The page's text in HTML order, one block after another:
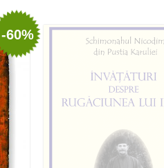
Adaugă în coș Wishlist
-60%